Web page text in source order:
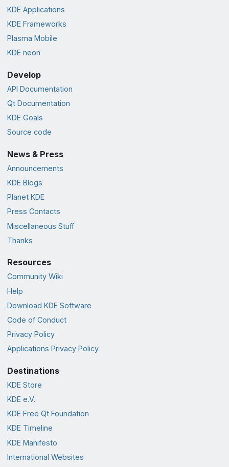
KDE Applications
KDE Frameworks
Plasma Mobile
KDE neon
Develop
API Documentation
Qt Documentation
KDE Goals
Source code
News & Press
Announcements
KDE Blogs
Planet KDE
Press Contacts
Miscellaneous Stuff
Thanks
Resources
Community Wiki
Help
Download KDE Software
Code of Conduct
Privacy Policy
Applications Privacy Policy
Destinations
KDE Store
KDE e.V.
KDE Free Qt Foundation
KDE Timeline
KDE Manifesto
International Websites